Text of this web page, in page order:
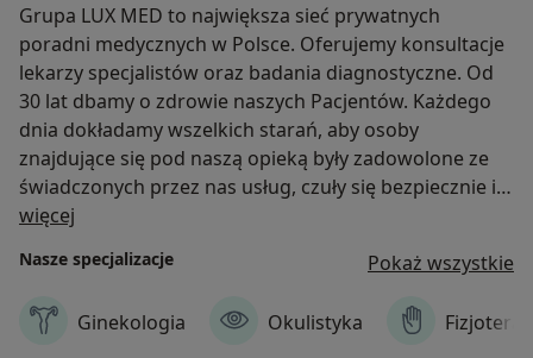
Grupa LUX MED to największa sieć prywatnych
poradni medycznych w Polsce. Oferujemy konsultacje
lekarzy specjalistów oraz badania diagnostyczne. Od
30 lat dbamy o zdrowie naszych Pacjentów. Każdego
dnia dokładamy wszelkich starań, aby osoby
znajdujące się pod naszą opieką były zadowolone ze
świadczonych przez nas usług, czuły się bezpiecznie i
wiedziały, że mogą liczyć na pomoc i poradę
Dzięki zaufaniu okazywanemu nam przez Pacjentów
przez te wszystkie lata, dzięki naszej codziennej pracy
wykonywanej profesjonalnie i z zaangażowaniem dziś
więcej
Nasze specjalizacje Pokaż wszystkie
Ginekologia Okulistyka